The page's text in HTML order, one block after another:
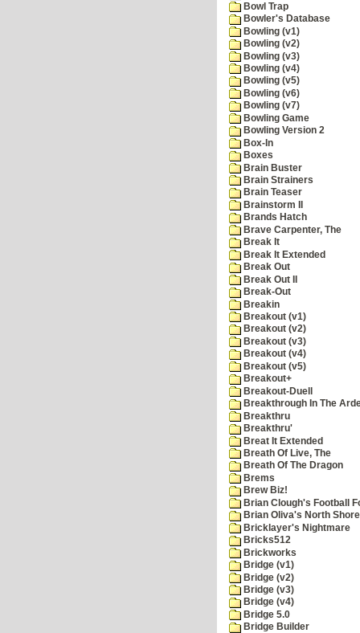
Bowl Trap
Bowler's Database
Bowling (v1)
Bowling (v2)
Bowling (v3)
Bowling (v4)
Bowling (v5)
Bowling (v6)
Bowling (v7)
Bowling Game
Bowling Version 2
Box-In
Boxes
Brain Buster
Brain Strainers
Brain Teaser
Brainstorm II
Brands Hatch
Brave Carpenter, The
Break It
Break It Extended
Break Out
Break Out II
Break-Out
Breakin
Breakout (v1)
Breakout (v2)
Breakout (v3)
Breakout (v4)
Breakout (v5)
Breakout+
Breakout-Duell
Breakthrough In The
Breakthru
Breakthru'
Breat It Extended
Breath Of Live, The
Breath Of The Dragon
Brems
Brew Biz!
Brian Clough's Football
Brian Oliva's North
Bricklayer's Nightmare
Bricks512
Brickworks
Bridge (v1)
Bridge (v2)
Bridge (v3)
Bridge (v4)
Bridge 5.0
Bridge Builder